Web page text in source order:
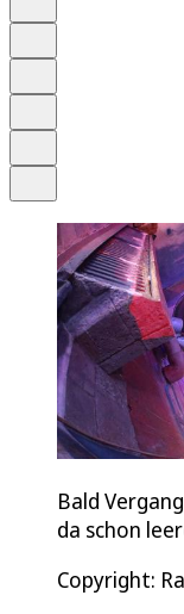
Bald
da schon
Copyright: